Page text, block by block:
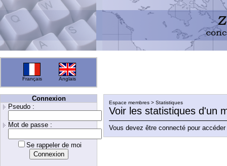
Français Anglais
Connexion
Pseudo :
Mot de passe :
Se rappeler de moi
Espace membres > Statistiques
Voir les statistiques d'un
Vous devez être connecté pour